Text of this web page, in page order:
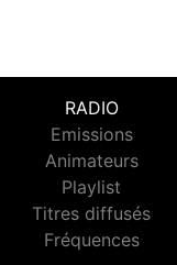
RADIO
Emissions
Animateurs
Playlist
Titres diffusés
Fréquences